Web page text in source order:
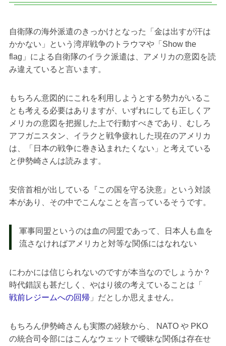
自衛隊の海外派遣のきっかけとなった「金は出すが汗は
かかない」という湾岸戦争のトラウマや「Show the
flag」による自衛隊のイラク派遣は、アメリカの意図を読
み違えていると言います。
もちろん意図的にこれを利用しようとする勢力がいるこ
とも考える必要はありますが、いずれにしても正しくア
メリカの意図を把握した上で行動すべきであり、むしろ
アフガニスタン、イラクと戦争疲れした現在のアメリカ
は、「日本の戦争に巻き込まれたくない」と考えている
と伊勢崎さんは読みます。
安倍首相が出している『この国を守る決意』という対談
本があり、その中でこんなことを言っているそうです。
軍事同盟というのは血の同盟であって、日本人も血を
流さなければアメリカと対等な関係にはなれない
にわかには信じられないのですが本当なのでしょうか？
時代錯誤も甚だしく、やはり彼の考えていることは「
戦前レジームへの回帰 」だとしか思えません。
もちろん伊勢崎さんも実際の経験から、 NATO や PKO
の統合司令部にはこんなウェットで曖昧な関係は存在せ